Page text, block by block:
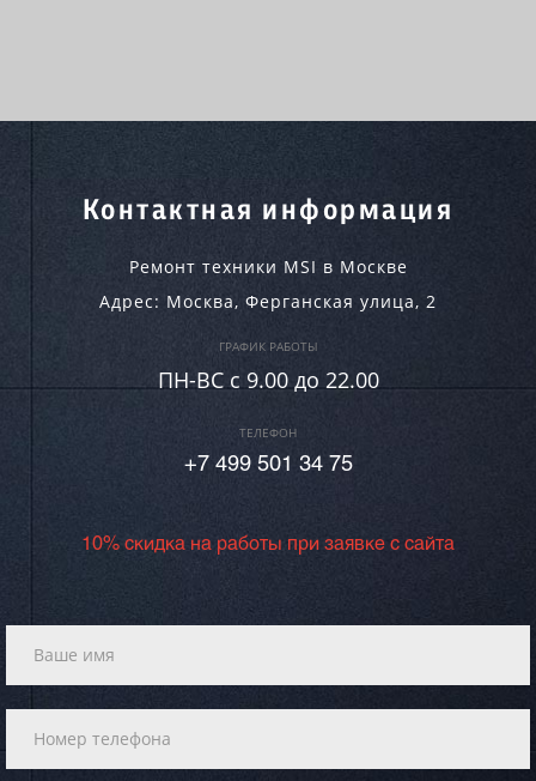
Контактная информация
Ремонт техники MSI в Москве
Адрес: Москва, Ферганская улица, 2
ГРАФИК РАБОТЫ
ПН-ВC c 9.00 до 22.00
ТЕЛЕФОН
+7 499 501 34 75
10% скидка на работы при заявке с сайта